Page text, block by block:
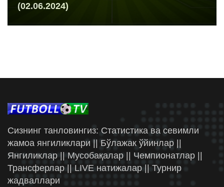
(02.06.2024)
Сизнинг танловингиз: Статистика ва севимли
жамоа янгиликлари || Бўлажак ўйинлар ||
Янгиликлар || Мусобақалар || Чемпионатлар ||
Трансферлар || LIVE натижалар || Турнир
жадваллари